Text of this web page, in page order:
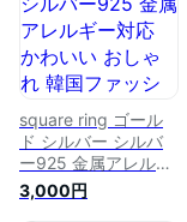
square ring ゴール
ド シルバー シルバ
ー925 金属アレルギ
ー対応 かわいい お
しゃれ 韓国ファッシ
3,000円